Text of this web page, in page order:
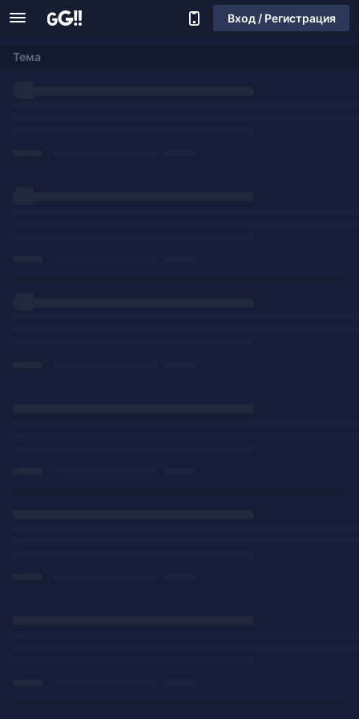
Вход / Регистрация
Тема